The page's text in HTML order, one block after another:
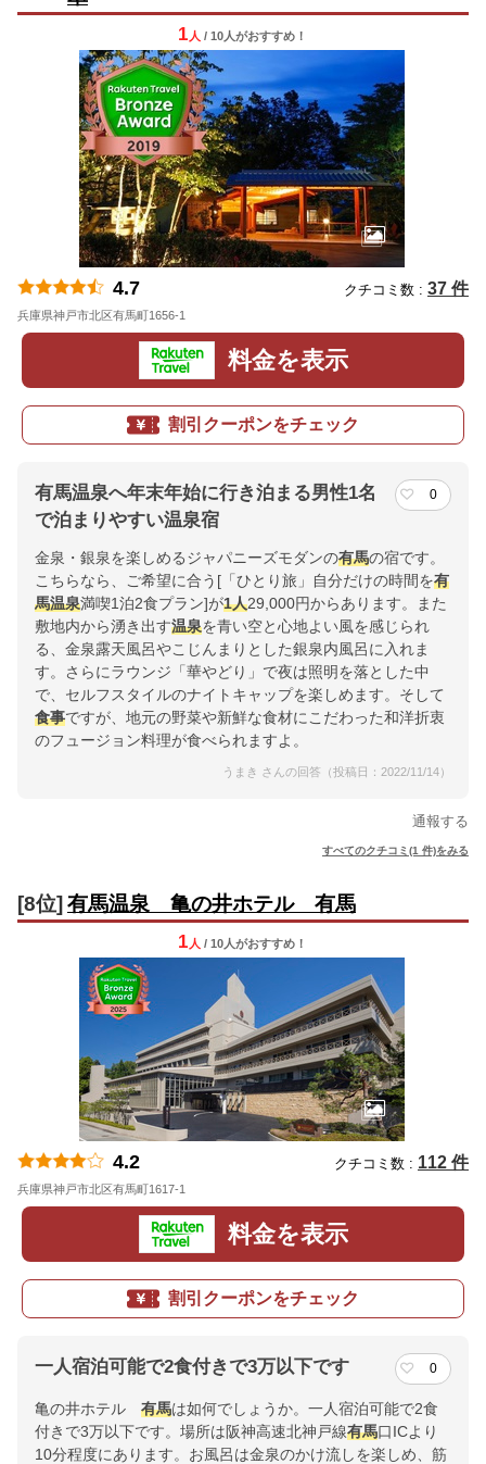
1 人 / 10人がおすすめ！
4.7 クチコミ数 : 37 件
兵庫県神戸市北区有馬町1656-1
料金を表示
割引クーポンをチェック
有馬温泉へ年末年始に行き泊まる男性1名
で泊まりやすい温泉宿
0
金泉・銀泉を楽しめるジャパニーズモダンの有馬の宿です。
こちらなら、ご希望に合う[「ひとり旅」自分だけの時間を有
馬温泉満喫1泊2食プラン]が1人29,000円からあります。また
敷地内から湧き出す温泉を青い空と心地よい風を感じられ
る、金泉露天風呂やこじんまりとした銀泉内風呂に入れま
す。さらにラウンジ「華やどり」で夜は照明を落とした中
で、セルフスタイルのナイトキャップを楽しめます。そして
食事ですが、地元の野菜や新鮮な食材にこだわった和洋折衷
のフュージョン料理が食べられますよ。
うまき さんの回答（投稿日：2022/11/14）
通報する
すべてのクチコミ(1 件)をみる
[8位] 有馬温泉 亀の井ホテル 有馬
1 人 / 10人がおすすめ！
4.2 クチコミ数 : 112 件
兵庫県神戸市北区有馬町1617-1
料金を表示
割引クーポンをチェック
一人宿泊可能で2食付きで3万以下です 0
亀の井ホテル 有馬は如何でしょうか。一人宿泊可能で2食
付きで3万以下です。場所は阪神高速北神戸線有馬口ICより
10分程度にあります。お風呂は金泉のかけ流しを楽しめ、筋